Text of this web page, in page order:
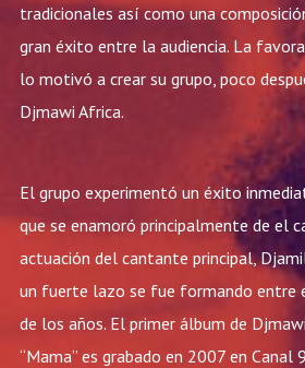
tradicionales así como una
gran éxito entre la audiencia. La
lo motivó a crear su grupo, poco
Djmawi Africa.
El grupo experimentó un éxito
que se enamoró principalmente de el
actuación del cantante principal,
un fuerte lazo se fue formando entre
de los años. El primer álbum de
“Mama” es grabado en 2007 en Canal